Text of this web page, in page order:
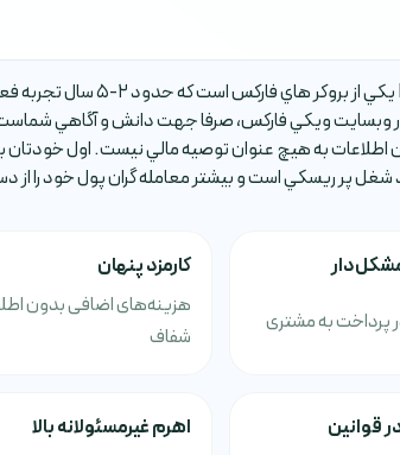
وبسايت ويکي فارکس، صرفا جهت دانش و آگاهي
اطلاعات به هيچ عنوان توصيه مالي نيست. اول خودتان
شغل پر ريسکي است و بيشتر معامله گران پول خود را
پرداخت به مشتری
کارمزد پنهان
هزینه‌های اضافی بدون
شفاف
قوانین
اهرم غیرمسئولانه بالا